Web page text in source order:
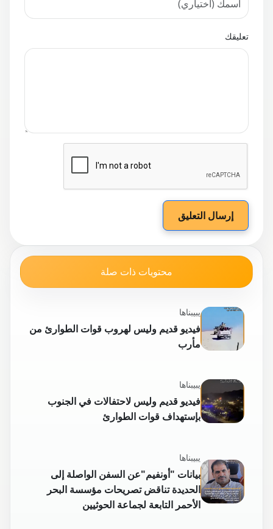
تعليقك
إرسال التعليق
محتويات ذات صلة
يبيبناها
فيديو قديم وليس لهروب قوات الطوارئ من
مأرب
يبيبناها
فيديو قديم وليس لاحتفالات في الجنوب
بإستهداف قوات الطوارئ
يبيبناها
بيانات "أونفيم"عن السفن الواصلة إلى
الحديدة تناقض تصريحات مؤسسة البحر
الأحمر التابعة لجماعة الحوثيين